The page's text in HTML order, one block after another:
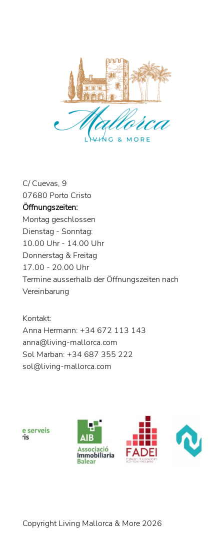
C/ Cuevas, 9
07680 Porto Cristo
Öffnungszeiten:
Montag geschlossen
Dienstag - Sonntag:
10.00 Uhr - 14.00 Uhr
Donnerstag & Freitag
17.00 - 20.00 Uhr
Termine ausserhalb der Öffnungszeiten nach
Vereinbarung
Kontakt:
Anna Hermann: +34 672 113 143
anna@living-mallorca.com
Sol Marban: +34 687 355 222
sol@living-mallorca.com
Copyright Living Mallorca & More 2026